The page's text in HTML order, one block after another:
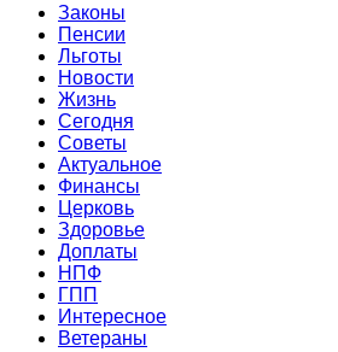
Законы
Пенсии
Льготы
Новости
Жизнь
Сегодня
Советы
Актуальное
Финансы
Церковь
Здоровье
Доплаты
НПФ
ГПП
Интересное
Ветераны